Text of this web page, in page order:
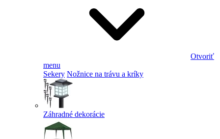
Otvoriť
menu
Sekery Nožnice na trávu a kríky
Záhradné dekorácie